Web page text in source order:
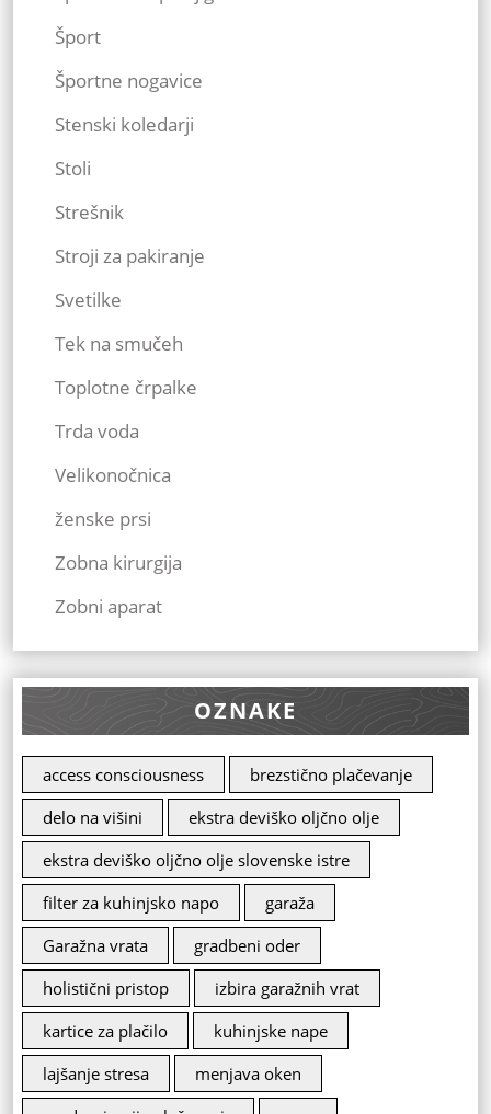
Šport
Športne nogavice
Stenski koledarji
Stoli
Strešnik
Stroji za pakiranje
Svetilke
Tek na smučeh
Toplotne črpalke
Trda voda
Velikonočnica
ženske prsi
Zobna kirurgija
Zobni aparat
OZNAKE
access consciousness
brezstično plačevanje
delo na višini
ekstra deviško oljčno olje
ekstra deviško oljčno olje slovenske istre
filter za kuhinjsko napo
garaža
Garažna vrata
gradbeni oder
holistični pristop
izbira garažnih vrat
kartice za plačilo
kuhinjske nape
lajšanje stresa
menjava oken